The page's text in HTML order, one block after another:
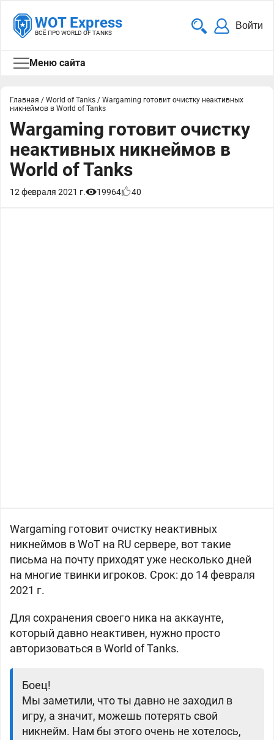
WOT Express
ВСЁ ПРО WORLD OF TANKS
Войти
Меню сайта
Главная / World of Tanks / Wargaming готовит очистку неактивных
никнеймов в World of Tanks
Wargaming готовит очистку
неактивных никнеймов в
World of Tanks
12 февраля 2021 г. 19964 40
Wargaming готовит очистку неактивных
никнеймов в WoT на RU сервере, вот такие
письма на почту приходят уже несколько дней
на многие твинки игроков. Срок: до 14 февраля
2021 г.
Для сохранения своего ника на аккаунте,
который давно неактивен, нужно просто
авторизоваться в World of Tanks.
Боец!
Мы заметили, что ты давно не заходил в
игру, а значит, можешь потерять свой
никнейм. Нам бы этого очень не хотелось,